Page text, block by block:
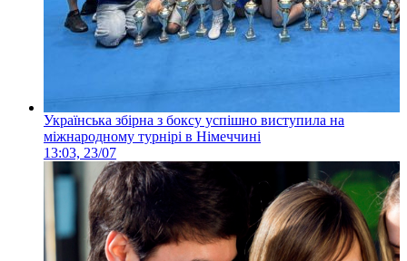
Українська збірна з боксу успішно виступила на
міжнародному турнірі в Німеччині
13:03, 23/07